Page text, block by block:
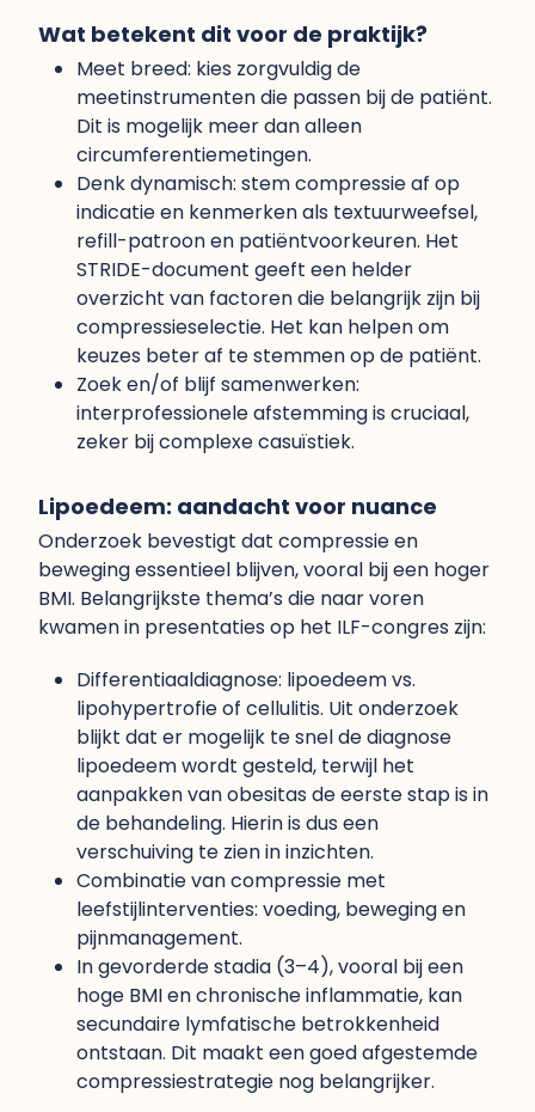
Wat betekent dit voor de praktijk?
Meet breed: kies zorgvuldig de
meetinstrumenten die passen bij de patiënt.
Dit is mogelijk meer dan alleen
circumferentiemetingen.
Denk dynamisch: stem compressie af op
indicatie en kenmerken als textuurweefsel,
refill-patroon en patiëntvoorkeuren. Het
STRIDE-document geeft een helder
overzicht van factoren die belangrijk zijn bij
compressieselectie. Het kan helpen om
keuzes beter af te stemmen op de patiënt.
Zoek en/of blijf samenwerken:
interprofessionele afstemming is cruciaal,
zeker bij complexe casuïstiek.
Lipoedeem: aandacht voor nuance
Onderzoek bevestigt dat compressie en
beweging essentieel blijven, vooral bij een hoger
BMI. Belangrijkste thema’s die naar voren
kwamen in presentaties op het ILF-congres zijn:
Differentiaaldiagnose: lipoedeem vs.
lipohypertrofie of cellulitis. Uit onderzoek
blijkt dat er mogelijk te snel de diagnose
lipoedeem wordt gesteld, terwijl het
aanpakken van obesitas de eerste stap is in
de behandeling. Hierin is dus een
verschuiving te zien in inzichten.
Combinatie van compressie met
leefstijlinterventies: voeding, beweging en
pijnmanagement.
In gevorderde stadia (3–4), vooral bij een
hoge BMI en chronische inflammatie, kan
secundaire lymfatische betrokkenheid
ontstaan. Dit maakt een goed afgestemde
compressiestrategie nog belangrijker.